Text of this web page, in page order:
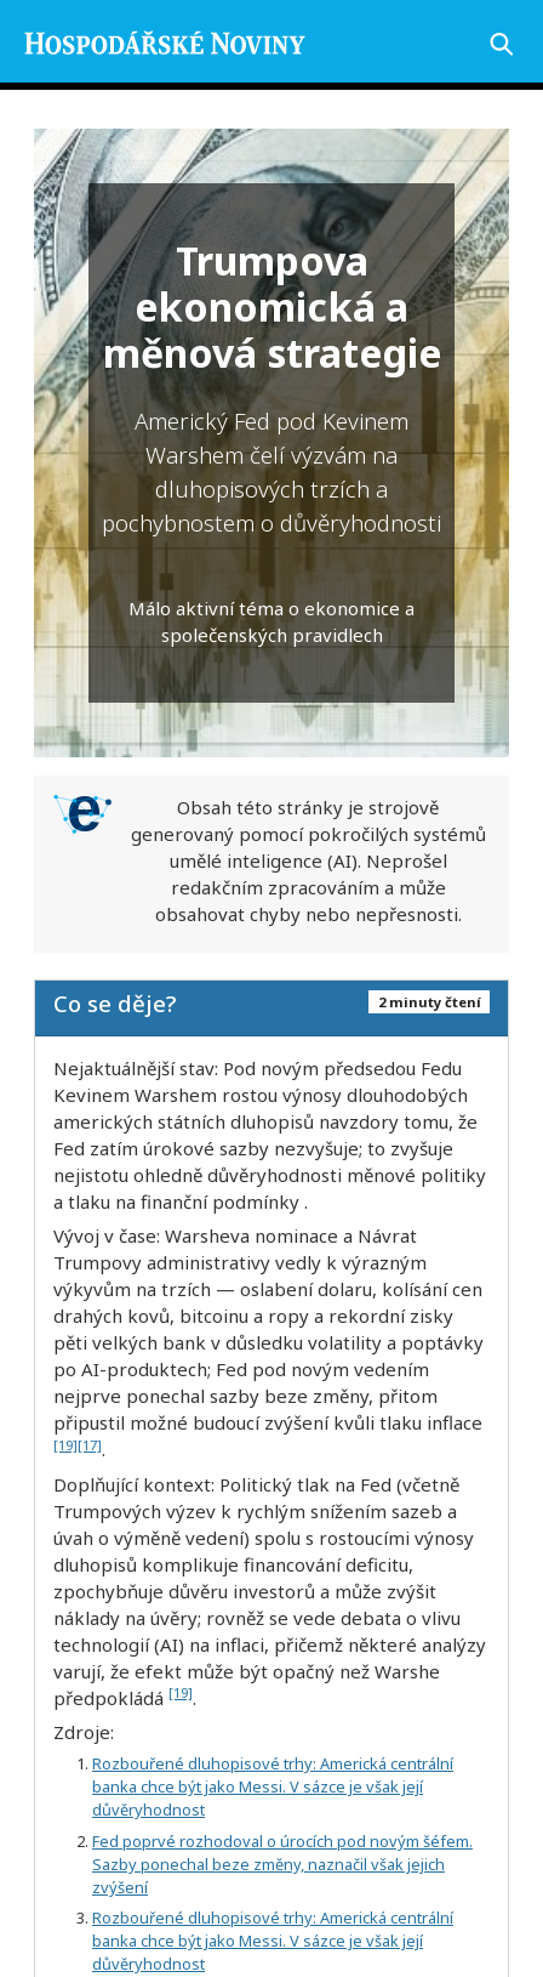
Trumpova
ekonomická a
měnová strategie
Americký Fed pod Kevinem
Warshem čelí výzvám na
dluhopisových trzích a
pochybnostem o důvěryhodnosti
Málo aktivní téma o ekonomice a
společenských pravidlech
Obsah této stránky je strojově
generovaný pomocí pokročilých systémů
umělé inteligence (AI). Neprošel
redakčním zpracováním a může
obsahovat chyby nebo nepřesnosti.
2 minuty čtení
Co se děje?
Nejaktuálnější stav: Pod novým předsedou Fedu
Kevinem Warshem rostou výnosy dlouhodobých
amerických státních dluhopisů navzdory tomu, že
Fed zatím úrokové sazby nezvyšuje; to zvyšuje
nejistotu ohledně důvěryhodnosti měnové politiky
a tlaku na finanční podmínky .
Vývoj v čase: Warsheva nominace a Návrat
Trumpovy administrativy vedly k výrazným
výkyvům na trzích — oslabení dolaru, kolísání cen
drahých kovů, bitcoinu a ropy a rekordní zisky
pěti velkých bank v důsledku volatility a poptávky
po AI-produktech; Fed pod novým vedením
nejprve ponechal sazby beze změny, přitom
připustil možné budoucí zvýšení kvůli tlaku inflace
[19][17].
Doplňující kontext: Politický tlak na Fed (včetně
Trumpových výzev k rychlým snížením sazeb a
úvah o výměně vedení) spolu s rostoucími výnosy
dluhopisů komplikuje financování deficitu,
zpochybňuje důvěru investorů a může zvýšit
náklady na úvěry; rovněž se vede debata o vlivu
technologií (AI) na inflaci, přičemž některé analýzy
varují, že efekt může být opačný než Warshe
předpokládá [19].
Zdroje:
Rozbouřené dluhopisové trhy: Americká centrální
banka chce být jako Messi. V sázce je však její
důvěryhodnost
Fed poprvé rozhodoval o úrocích pod novým šéfem.
Sazby ponechal beze změny, naznačil však jejich
zvýšení
Rozbouřené dluhopisové trhy: Americká centrální
banka chce být jako Messi. V sázce je však její
důvěryhodnost